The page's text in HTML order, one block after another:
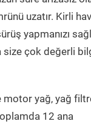
uzatır. Kirli
yapmanızı
size çok değerli
motor yağ, yağ
12 ana